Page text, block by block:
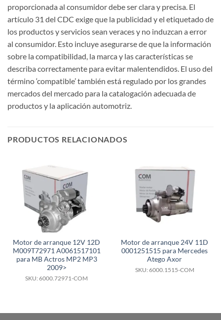
proporcionada al consumidor debe ser clara y precisa. El
artículo 31 del CDC exige que la publicidad y el etiquetado de
los productos y servicios sean veraces y no induzcan a error
al consumidor. Esto incluye asegurarse de que la información
sobre la compatibilidad, la marca y las características se
describa correctamente para evitar malentendidos. El uso del
término ‘compatible’ también está regulado por los grandes
mercados del mercado para la catalogación adecuada de
productos y la aplicación automotriz.
PRODUCTOS RELACIONADOS
Motor de arranque 12V 12D
M009T72971 A0061517101
para MB Actros MP2 MP3
2009>
SKU: 6000.72971-COM
Motor de arranque 24V 11D
0001251515 para Mercedes
Atego Axor
SKU: 6000.1515-COM